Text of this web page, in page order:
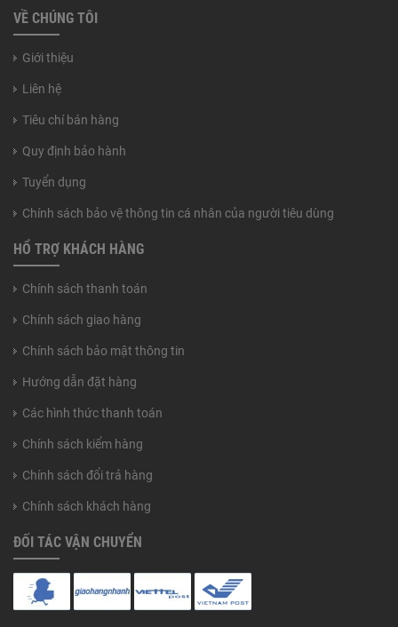
VỀ CHÚNG TÔI
Giới thiệu
Liên hệ
Tiêu chí bán hàng
Quy định bảo hành
Tuyển dụng
Chính sách bảo vệ thông tin cá nhân của người tiêu dùng
HỔ TRỢ KHÁCH HÀNG
Chính sách thanh toán
Chính sách giao hàng
Chính sách bảo mật thông tin
Hướng dẫn đặt hàng
Các hình thức thanh toán
Chính sách kiểm hàng
Chính sách đổi trả hàng
Chính sách khách hàng
ĐỐI TÁC VẬN CHUYỂN